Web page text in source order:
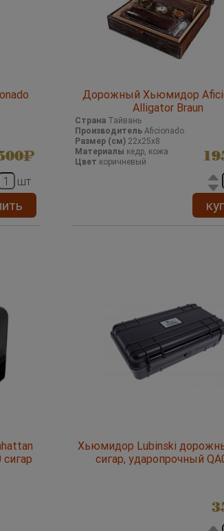
шт
Дорожный Хьюмидор
Alligator Braun
Страна Тайвань
Производитель Aficionado
Размер (см) 22х25х8
Материалы кедр, кожа
Цвет коричневый
Хьюмидор Lubinski
сигар, ударопрочный